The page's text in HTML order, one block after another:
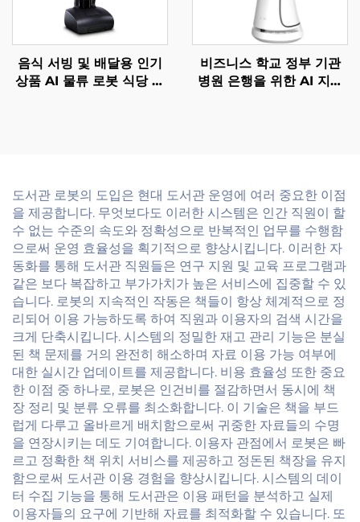
음식 서빙 및 배달용 인기
상품 AI 물류 로봇 식당 및
비즈니스 학교 정부 기관
병원 은행을 위한 AI 지능
도서관 로봇의 도입은 현대 도서관 운영에 여러 중요한 이점
을 제공합니다. 무엇보다도 이러한 시스템은 인간 직원이 할
수 없는 수준의 속도와 정확성으로 반복적인 업무를 수행함
으로써 운영 효율성을 획기적으로 향상시킵니다. 이러한 자
동화를 통해 도서관 직원들은 연구 지원 및 교육 프로그램과
같은 보다 복잡하고 부가가치가 높은 서비스에 집중할 수 있
습니다. 로봇의 지속적인 작동은 책들이 항상 체계적으로 정
리되어 이용 가능하도록 하여 직원과 이용자의 검색 시간을
크게 단축시킵니다. 시스템의 정밀한 재고 관리 기능은 분실
된 책 문제를 거의 완전히 해소하며 자료 이용 가능 여부에
대한 실시간 업데이트를 제공합니다. 비용 효율성 또한 중요
한 이점 중 하나로, 로봇은 인건비를 절감하면서 동시에 책
장 정리 및 분류 오류를 최소화합니다. 이 기술은 책을 부드
럽게 다루고 올바르게 배치함으로써 귀중한 자료들의 수명
을 연장시키는 데도 기여합니다. 이용자 관점에서 로봇은 빠
르고 정확한 책 위치 서비스를 제공하고 정돈된 책장을 유지
함으로써 도서관 이용 경험을 향상시킵니다. 시스템의 데이
터 수집 기능을 통해 도서관은 이용 패턴을 분석하고 실제
이용자들의 요구에 기반해 자료를 최적화할 수 있습니다. 또